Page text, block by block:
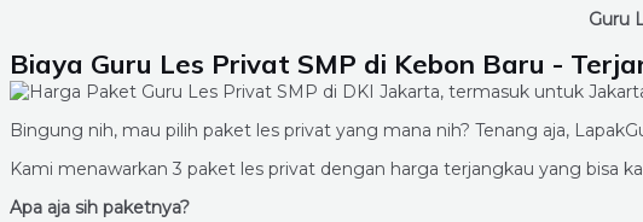
Guru
Biaya Guru Les Privat SMP di Kebon Baru -
Bingung nih, mau pilih paket les privat yang mana nih? Tenang aja,
Kami menawarkan 3 paket les privat dengan harga terjangkau yang bisa
Apa aja sih paketnya?